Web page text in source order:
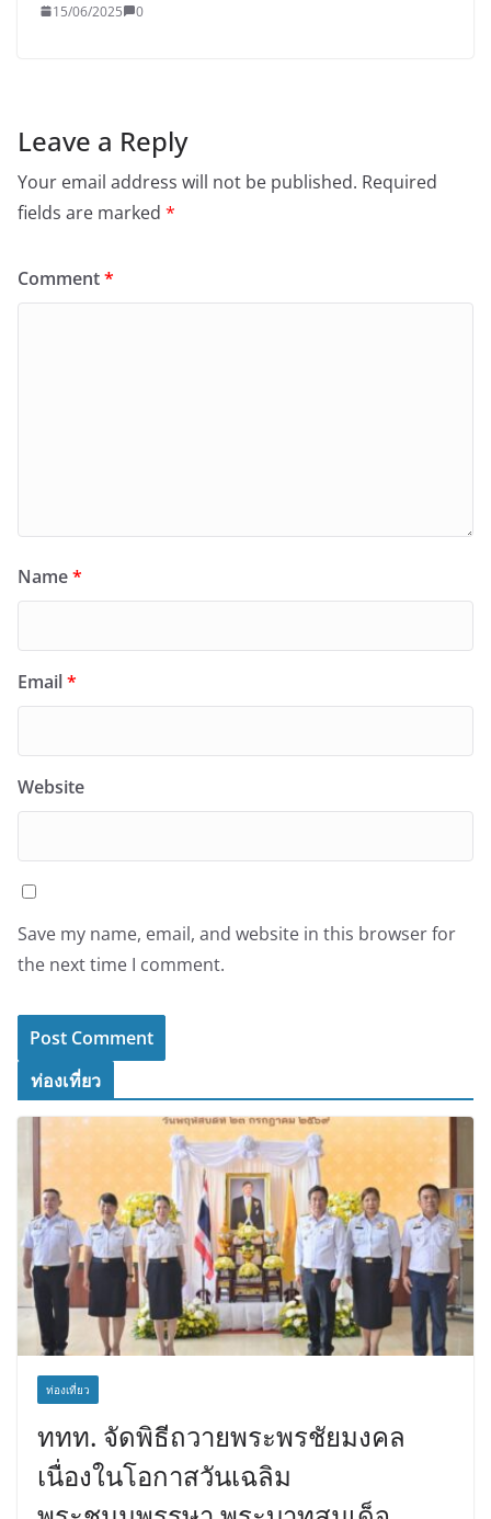
15/06/2025 0
Leave a Reply
Your email address will not be published. Required
fields are marked *
Comment*
Name*
Email*
Website
Save my name, email, and website in this browser for
the next time I comment.
ท่องเที่ยว
ท่องเที่ยว
ททท. จัดพิธีถวายพระพรชัยมงคล
เนื่องในโอกาสวันเฉลิม